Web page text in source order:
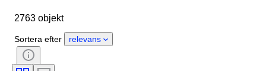
Material
Stil
Klädstorlek
Era
2763 objekt
Sortera efter relevans